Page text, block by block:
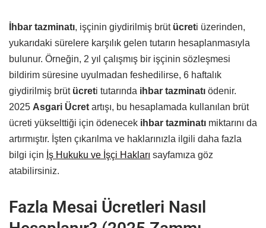
İhbar tazminatı, işçinin giydirilmiş brüt ücreti üzerinden,
yukarıdaki sürelere karşılık gelen tutarın hesaplanmasıyla
bulunur. Örneğin, 2 yıl çalışmış bir işçinin sözleşmesi
bildirim süresine uyulmadan feshedilirse, 6 haftalık
giydirilmiş brüt ücreti tutarında ihbar tazminatı ödenir.
2025 Asgari Ücret artışı, bu hesaplamada kullanılan brüt
ücreti yükselttiği için ödenecek ihbar tazminatı miktarını da
artırmıştır. İşten çıkarılma ve haklarınızla ilgili daha fazla
bilgi için İş Hukuku ve İşçi Hakları sayfamıza göz
atabilirsiniz.
Fazla Mesai Ücretleri Nasıl